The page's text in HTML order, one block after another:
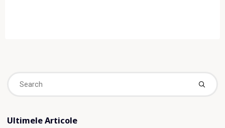
Ultimele Articole